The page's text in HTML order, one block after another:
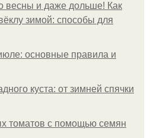
весны и даже дольше! Как
зимой: способы для
основные правила и
куста: от зимней спячки
томатов с помощью семян